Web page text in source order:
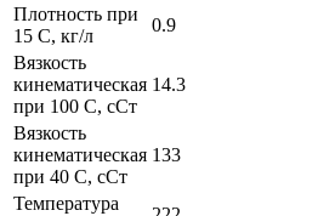
Плотность при
15 С, кг/л
0.9
Вязкость
кинематическая
при 100 С, сСт
14.3
Вязкость
кинематическая
при 40 С, сСт
133
Температура